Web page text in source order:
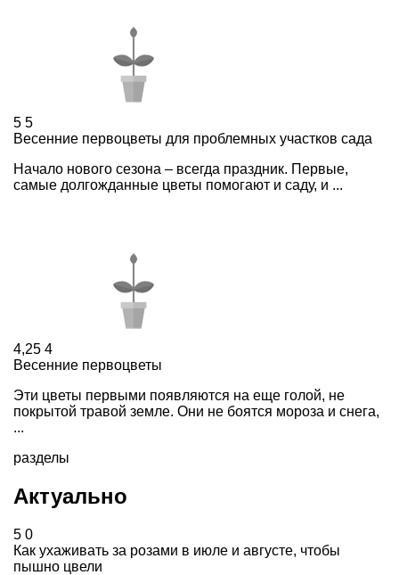
5 5
Весенние первоцветы для проблемных участков сада
Начало нового сезона – всегда праздник. Первые,
самые долгожданные цветы помогают и саду, и ...
4,25 4
Весенние первоцветы
Эти цветы первыми появляются на еще голой, не
покрытой травой земле. Они не боятся мороза и снега,
...
разделы
Актуально
5 0
Как ухаживать за розами в июле и августе, чтобы
пышно цвели